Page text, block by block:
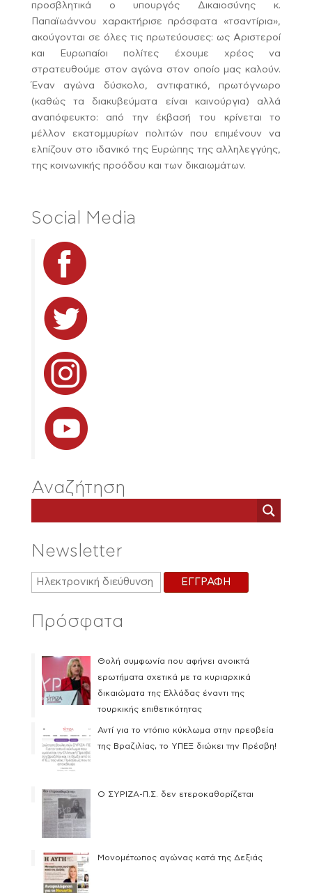
προσβλητικά ο υπουργός Δικαιοσύνης κ.
Παπαϊωάννου χαρακτήρισε πρόσφατα «τσαντίρια»,
ακούγονται σε όλες τις πρωτεύουσες: ως Αριστεροί
και Ευρωπαίοι πολίτες έχουμε χρέος να
στρατευθούμε στον αγώνα στον οποίο μας καλούν.
Έναν αγώνα δύσκολο, αντιφατικό, πρωτόγνωρο
(καθώς τα διακυβεύματα είναι καινούργια) αλλά
αναπόφευκτο: από την έκβασή του κρίνεται το
μέλλον εκατομμυρίων πολιτών που επιμένουν να
ελπίζουν στο ιδανικό της Ευρώπης της αλληλεγγύης,
της κοινωνικής προόδου και των δικαιωμάτων.
Social Media
Αναζήτηση
Newsletter
Πρόσφατα
Θολή συμφωνία που αφήνει ανοικτά
ερωτήματα σχετικά με τα κυριαρχικά
δικαιώματα της Ελλάδας έναντι της
τουρκικής επιθετικότητας
Αντί για το ντόπιο κύκλωμα στην πρεσβεία
της Βραζιλίας, το ΥΠΕΞ διώκει την Πρέσβη!
Ο ΣΥΡΙΖΑ-Π.Σ. δεν ετεροκαθορίζεται
Μονομέτωπος αγώνας κατά της Δεξιάς